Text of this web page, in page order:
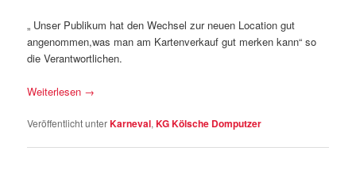
„ Unser Publikum hat den Wechsel zur neuen Location gut
angenommen,was man am Kartenverkauf gut merken kann“ so
die Verantwortlichen.
Weiterlesen →
Veröffentlicht unterKarneval,KG Kölsche Domputzer